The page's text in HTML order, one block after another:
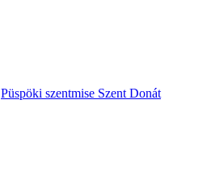
Püspöki szentmise Szent Donát